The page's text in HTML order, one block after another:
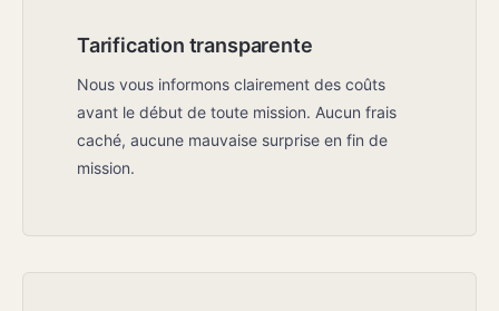
Tarification transparente
Nous vous informons clairement des coûts
avant le début de toute mission. Aucun frais
caché, aucune mauvaise surprise en fin de
mission.